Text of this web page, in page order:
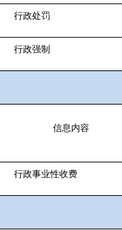
行政处罚
行政强制
信息内容
行政事业性收费